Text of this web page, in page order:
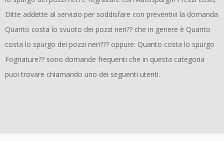
Ditte addette al servizio per soddisfare con preventivi la domanda
Quanto costa lo svuoto dei pozzi neri?? che in genere è Quanto
costa lo spurgo dei pozzi neri??? oppure: Quanto costa lo spurgo
Fognature?? sono domande frequenti che in questa categoria
puoi trovare chiamando uno dei seguenti utenti.